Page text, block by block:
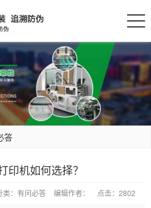
答
印机如何选择？
类：有问必答 编辑作者： 点击：2802